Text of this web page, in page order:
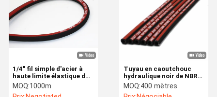
1/4" fil simple d'acier à
haute limite élastique du
tuyau SAE 100R1 en
caoutchouc l'hydraulique
MOQ:1000m
Tuyau en caoutchouc
hydraulique noir de NBR
1sn DN8
MOQ:400 mètres